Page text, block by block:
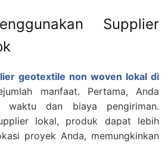
Supplier
geotextile non woven lokal di
manfaat. Pertama, Anda
waktu dan biaya pengiriman.
lokal, produk dapat lebih
proyek Anda, memungkinkan